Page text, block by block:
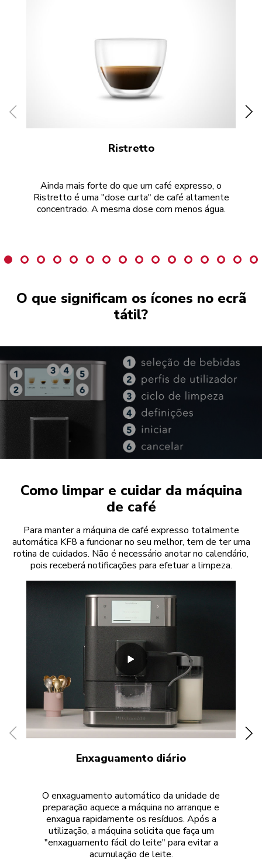
Ristretto
Ainda mais forte do que um café expresso, o
Ristretto é uma "dose curta" de café altamente
concentrado. A mesma dose com menos água.
O que significam os ícones no ecrã
tátil?
Como limpar e cuidar da máquina
de café
Para manter a máquina de café expresso totalmente
automática KF8 a funcionar no seu melhor, tem de ter uma
rotina de cuidados. Não é necessário anotar no calendário,
pois receberá notificações para efetuar a limpeza.
Enxaguamento diário
O enxaguamento automático da unidade de
preparação aquece a máquina no arranque e
enxagua rapidamente os resíduos. Após a
utilização, a máquina solicita que faça um
"enxaguamento fácil do leite" para evitar a
acumulação de leite.